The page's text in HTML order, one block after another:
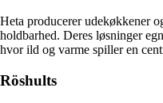
Heta producerer udekøkkener
holdbarhed. Deres løsninger
hvor ild og varme spiller en
Röshults